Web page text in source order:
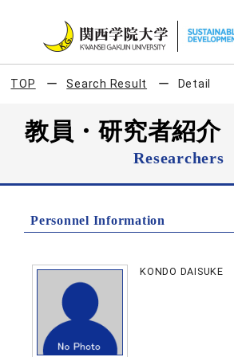
TOP Search Result Detail
教員・研究者紹介
Researchers
Personnel Information
KONDO DAISUKE